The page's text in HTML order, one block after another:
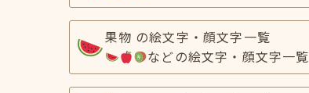
果物 の絵文字・顔文字一覧
などの絵文字・顔文字一覧